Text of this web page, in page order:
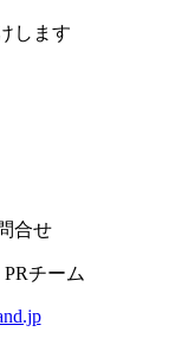
します
合せ
チーム